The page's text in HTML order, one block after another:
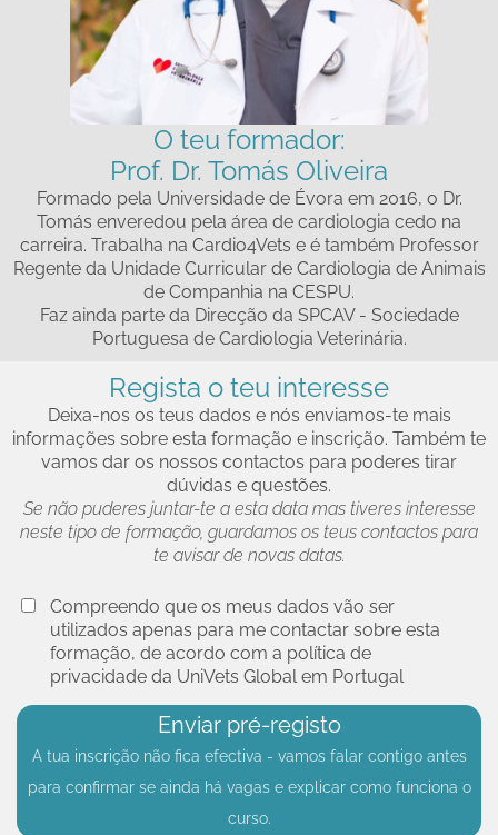
O teu formador:
Prof. Dr. Tomás Oliveira
Formado pela Universidade de Évora em 2016, o Dr.
Tomás enveredou pela área de cardiologia cedo na
carreira. Trabalha na Cardio4Vets e é também Professor
Regente da Unidade Curricular de Cardiologia de Animais
de Companhia na CESPU.
Faz ainda parte da Direcção da SPCAV - Sociedade
Portuguesa de Cardiologia Veterinária.
Regista o teu interesse
Deixa-nos os teus dados e nós enviamos-te mais
informações sobre esta formação e inscrição. Também te
vamos dar os nossos contactos para poderes tirar
dúvidas e questões.
Se não puderes juntar-te a esta data mas tiveres interesse
neste tipo de formação, guardamos os teus contactos para
te avisar de novas datas.
Compreendo que os meus dados vão ser
utilizados apenas para me contactar sobre esta
formação, de acordo com a política de
privacidade da UniVets Global em Portugal
Enviar pré-registo
A tua inscrição não fica efectiva - vamos falar contigo antes
para confirmar se ainda há vagas e explicar como funciona o
curso.